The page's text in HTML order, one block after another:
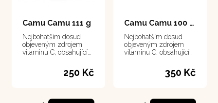
Camu Camu 111 g
Nejbohatším dosud
objeveným zdrojem
vitaminu C, obsahující
250 Kč
Camu Camu 100 kapsle
Nejbohatším dosud
objeveným zdrojem
vitaminu C, obsahující
350 Kč